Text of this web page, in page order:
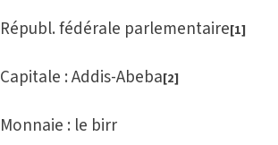
Républ. fédérale parlementaire[1]
Capitale : Addis-Abeba[2]
Monnaie : le birr